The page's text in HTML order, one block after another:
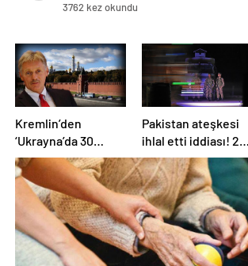
3762 kez okundu
Kremlin’den
‘Ukrayna’da 30
günlük ateşkes’
açıklaması: Bunu
iyice düşünmeliyiz
Pakistan ateşkesi
ihlal etti iddiası! 2
ülkeden 2 farklı
açıklama